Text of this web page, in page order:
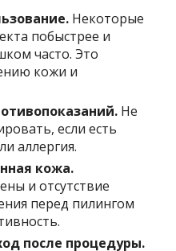
Некоторые
побыстрее и
часто. Это
кожи и
Не
если есть
аллергия.
кожа.
и отсутствие
перед пилингом
после процедуры.